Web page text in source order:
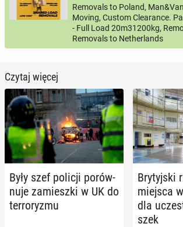
Removals to Poland,
Moving, Custom Clearance.
- Full Load 20m31200kg,
Removals to Netherlands
Czytaj więcej
Były szef policji po­rów­
nu­je za­miesz­ki w UK do
ter­ro­ry­zmu
Bry­tyj­ski
miejsca
dla
szek